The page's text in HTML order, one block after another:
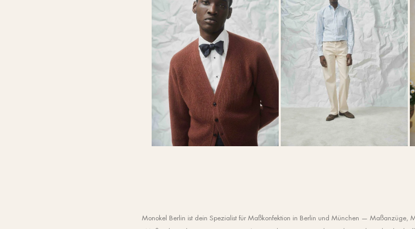
Monokel Berlin ist dein Spezialist für Maßkonfektion in Berlin und München — Maßanzüge,